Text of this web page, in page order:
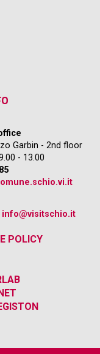
Garbin - 2nd floor
- 13.00
info@visitschio.it
POLICY